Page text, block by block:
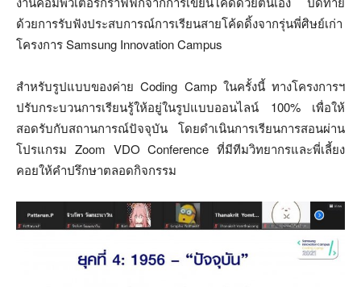
ด้วยการรับฟังประสบการณ์การเรียนสายโค้ดดิ้งจากรุ่นพี่ศิษย์เก่า
โครงการ Samsung Innovation Campus
สำหรับรูปแบบของค่าย Coding Camp ในครั้งนี้ ทางโครงการฯ
ปรับกระบวนการเรียนรู้ให้อยู่ในรูปแบบออนไลน์ 100% เพื่อให้
สอดรับกับสถานการณ์ปัจจุบัน โดยดำเนินการเรียนการสอนผ่าน
โปรแกรม Zoom VDO Conference ที่มีทีมวิทยากรและพี่เลี้ยง
คอยให้คำปรึกษาตลอดกิจกรรม